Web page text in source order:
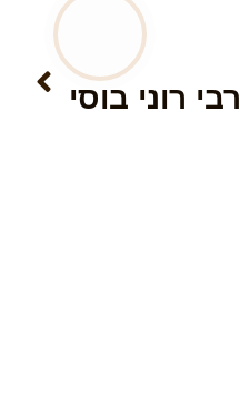
הבא
רבי רוני בוסי